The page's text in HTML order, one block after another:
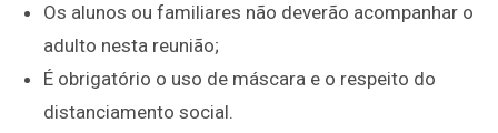
Os alunos ou familiares não deverão acompanhar o
adulto nesta reunião;
É obrigatório o uso de máscara e o respeito do
distanciamento social.